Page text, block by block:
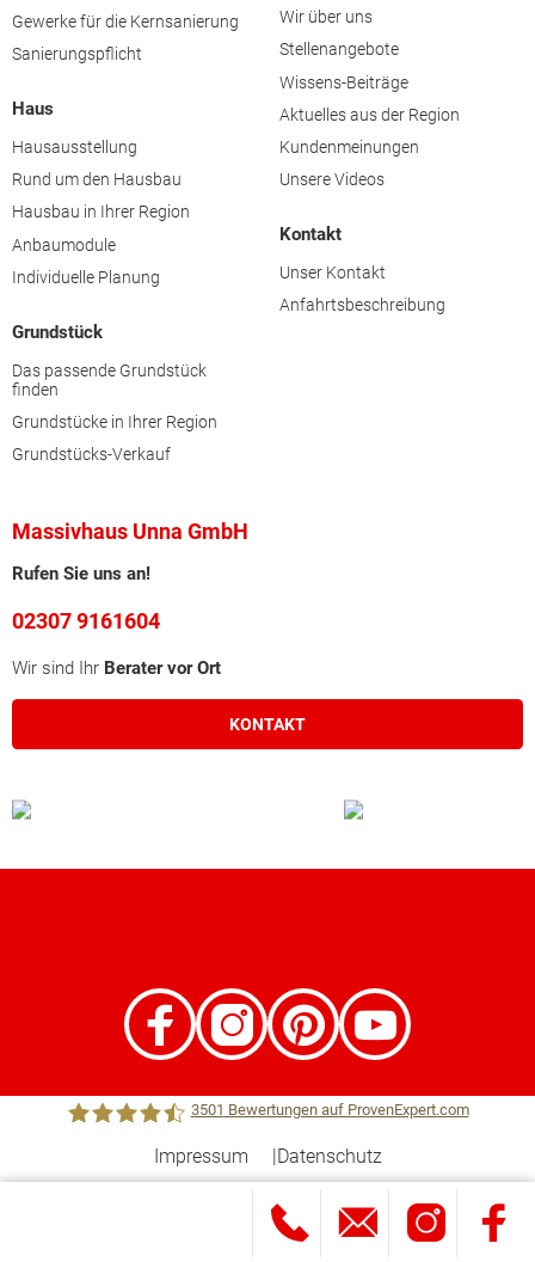
Gewerke für die Kernsanierung
Sanierungspflicht
Haus
Hausausstellung
Rund um den Hausbau
Hausbau in Ihrer Region
Anbaumodule
Individuelle Planung
Grundstück
Das passende Grundstück
finden
Grundstücke in Ihrer Region
Grundstücks-Verkauf
Wir über uns
Stellenangebote
Wissens-Beiträge
Aktuelles aus der Region
Kundenmeinungen
Unsere Videos
Kontakt
Unser Kontakt
Anfahrtsbeschreibung
Massivhaus Unna GmbH
Rufen Sie uns an!
02307 9161604
Wir sind Ihr Berater vor Ort
KONTAKT
Town &Country Haus Lizenzgeber GmbH
3501 Bewertungen auf ProvenExpert.com
Impressum Datenschutz